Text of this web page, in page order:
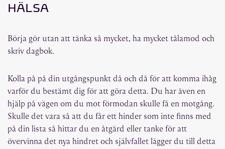
HÄLSA
Börja gör utan att tänka så mycket, ha mycket tålamod och
skriv dagbok.
Kolla på på din utgångspunkt då och då för att komma ihåg
varför du bestämt dig för att göra detta. Du har även en
hjälp på vägen om du mot förmodan skulle få en motgång.
Skulle det vara så att du får ett hinder som inte finns med
på din lista så hittar du en åtgärd eller tanke för att
övervinna det nya hindret och självfallet lägger du till detta